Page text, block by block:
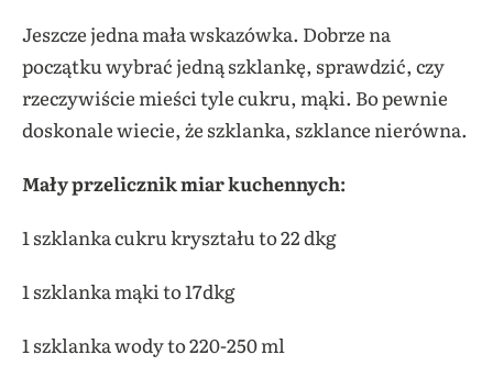
Jeszcze jedna mała wskazówka. Dobrze na
początku wybrać jedną szklankę, sprawdzić, czy
rzeczywiście mieści tyle cukru, mąki. Bo pewnie
doskonale wiecie, że szklanka, szklance nierówna.
Mały przelicznik miar kuchennych:
1 szklanka cukru kryształu to 22 dkg
1 szklanka mąki to 17dkg
1 szklanka wody to 220-250 ml